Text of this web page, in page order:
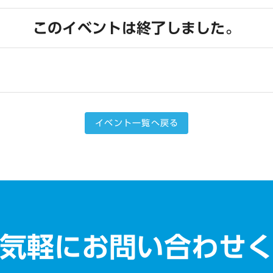
このイベントは終了しました。
イベント一覧へ戻る
軽にお問い合わせ